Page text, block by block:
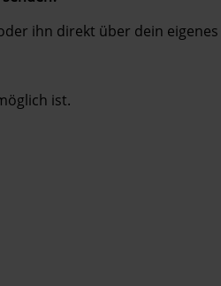
ihn direkt über dein
ist.